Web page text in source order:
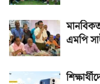
এমপি